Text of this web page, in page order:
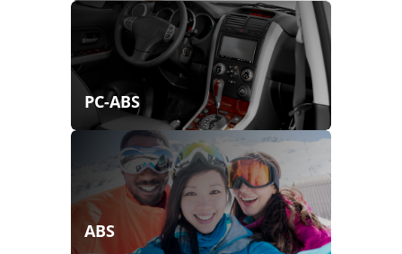
PC-ABS
ABS